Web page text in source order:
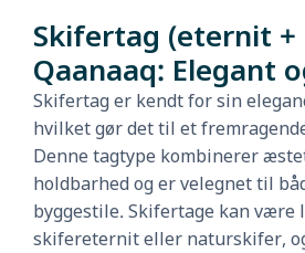
Skifertag (eternit +
Qaanaaq: Elegant
Skifertag er kendt for sin
hvilket gør det til et
Denne tagtype kombinerer
holdbarhed og er velegnet til
byggestile. Skifertage kan være
skifereternit eller naturskifer,